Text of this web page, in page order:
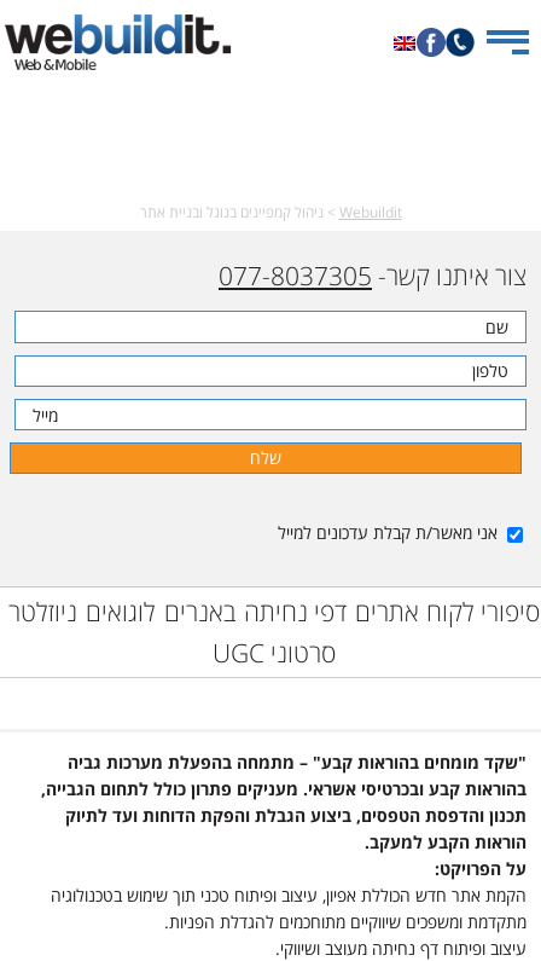
Webuildit
> ניהול קמפיינים בגוגל ובניית אתר
צור איתנו קשר- 077-8037305
אני מאשר/ת קבלת עדכונים למייל
סיפורי לקוח אתרים דפי נחיתה באנרים לוגואים ניוזלטר
סרטוני UGC
"שקד מומחים בהוראות קבע" – מתמחה בהפעלת מערכות גביה
בהוראות קבע ובכרטיסי אשראי. מעניקים פתרון כולל לתחום הגבייה,
תכנון והדפסת הטפסים, ביצוע הגבלת והפקת הדוחות ועד לתיוק
הוראות הקבע למעקב.
על הפרויקט:
הקמת אתר חדש הכוללת אפיון, עיצוב ופיתוח טכני תוך שימוש בטכנולוגיה
מתקדמת ומשפכים שיווקיים מתוחכמים להגדלת הפניות.
עיצוב ופיתוח דף נחיתה מעוצב ושיווקי.